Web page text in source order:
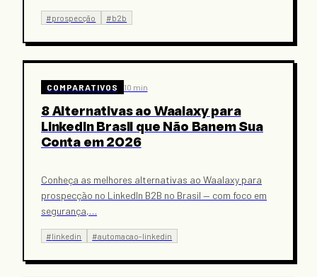
#prospecção #b2b
COMPARATIVOS 10 min
8 Alternativas ao Waalaxy para
LinkedIn Brasil que Não Banem Sua
Conta em 2026
Conheça as melhores alternativas ao Waalaxy para
prospecção no LinkedIn B2B no Brasil — com foco em
segurança,…
#linkedin #automacao-linkedin